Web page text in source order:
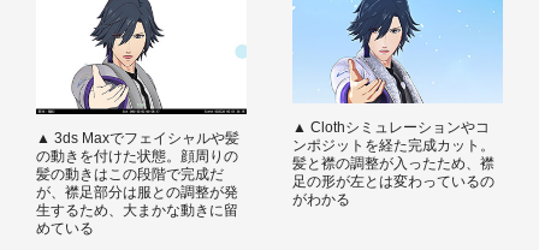
▲ 3ds Maxでフェイシャルや髪
の動きを付けた状態。顔周りの
髪の動きはこの段階で完成だ
が、襟足部分は服との調整が発
生するため、大まかな動きに留
めている
▲ Clothシミュレーションやコ
ンポジットを経た完成カット。
髪と襟の調整が入ったため、襟
足の形が左とは変わっているの
がわかる